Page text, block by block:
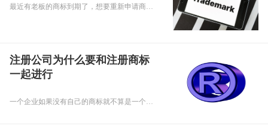
注册公司为什么要和注册商标
一起进行
一个企业如果没有自己的商标就不算是一个完整的企业，不管你业务做得再好，公司都等于白做，企业之间竞争加剧商标就更显更加举足轻重了。商标对于一个公司来说是非常重要的。下面乾通办小乾给大家详细讲解一下为什么重庆注册公司要和注册商标一起进行：